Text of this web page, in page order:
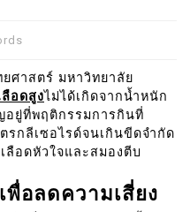
าสตร์ มหาวิทยาลัย
อดสูงไม่ได้เกิดจากน้ำหนัก
อยู่ที่พฤติกรรมการกินที่
รกลีเซอไรด์จนเกินขีดจำกัด
ลือดหัวใจและสมองตีบ
พื่อลดความเสี่ยง